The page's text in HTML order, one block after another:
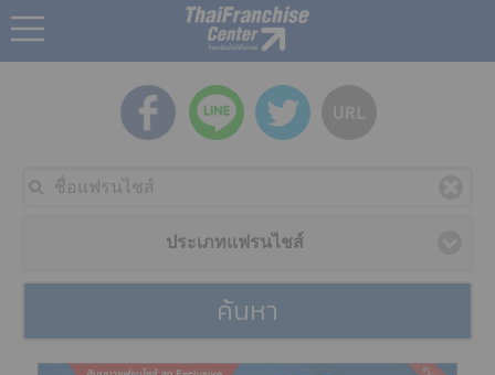
ประเภทแฟรนไชส์
ค้นหา